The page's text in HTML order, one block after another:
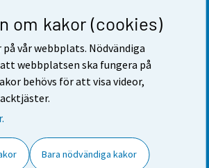
om kakor (cookies)
på vår webbplats. Nödvändiga
webbplatsen ska fungera på
behövs för att visa videor,
Bara nödvändiga kakor